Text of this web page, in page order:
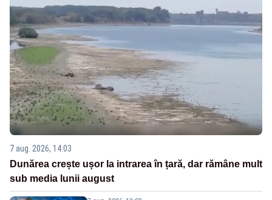
7 aug. 2026, 14:03
Dunărea crește ușor la intrarea în țară, dar rămâne mult
sub media lunii august